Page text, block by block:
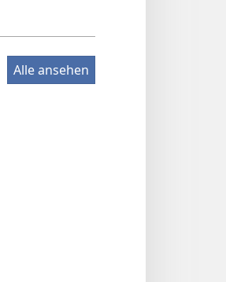
Alle ansehen